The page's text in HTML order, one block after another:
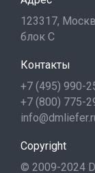
123317,
блок С
Контакты
+7 (495) 990-
+7 (800) 775-
Copyright
© 2009-2024